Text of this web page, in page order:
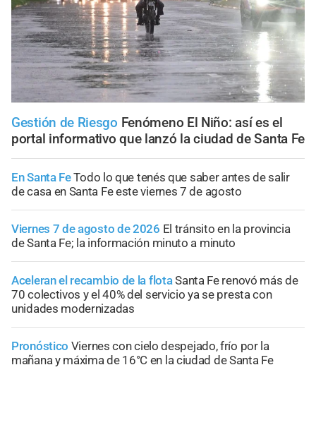
Gestión de Riesgo Fenómeno El Niño: así es el
portal informativo que lanzó la ciudad de Santa Fe
En Santa FeTodo lo que tenés que saber antes de salir
de casa en Santa Fe este viernes 7 de agosto
Viernes 7 de agosto de 2026 El tránsito en la provincia
de Santa Fe; la información minuto a minuto
Aceleran el recambio de la flotaSanta Fe renovó más de
70 colectivos y el 40% del servicio ya se presta con
unidades modernizadas
Pronóstico Viernes con cielo despejado, frío por la
mañana y máxima de 16°C en la ciudad de Santa Fe